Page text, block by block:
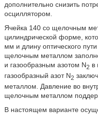
дополнительно снизить
осциллятором.
Ячейка 140 со щелочным
цилиндрической форме,
мм и длину оптического
щелочным металлом
и газообразным азотом N2 в
газообразный азот N2
металлом. Давление во
щелочным металлом
В настоящем варианте